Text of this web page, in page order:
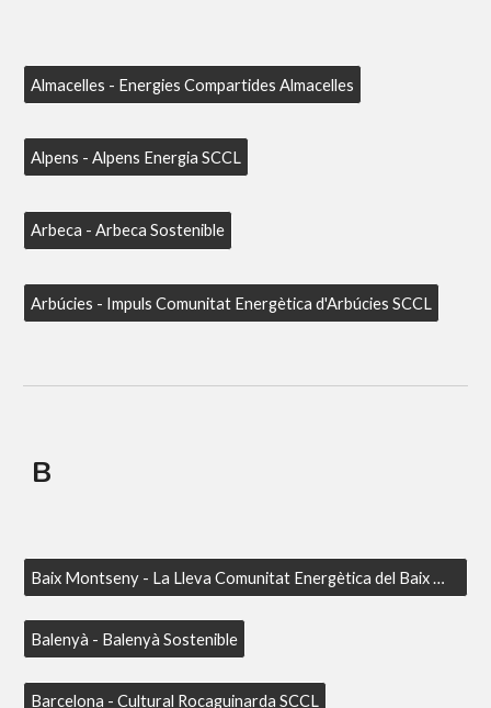
Almacelles - Energies Compartides Almacelles
Alpens - Alpens Energia SCCL
Arbeca - Arbeca Sostenible
Arbúcies - Impuls Comunitat Energètica d'Arbúcies SCCL
B
Baix Montseny - La Lleva Comunitat Energètica del Baix Montseny
Balenyà - Balenyà Sostenible
Barcelona - Cultural Rocaguinarda SCCL